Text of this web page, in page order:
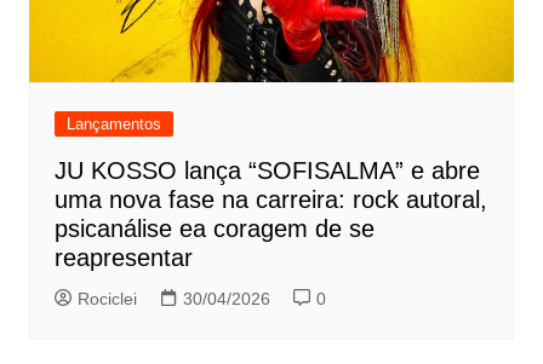
Lançamentos
JU KOSSO lança “SOFISALMA” e abre
uma nova fase na carreira: rock autoral,
psicanálise ea coragem de se
reapresentar
Rociclei 30/04/2026 0